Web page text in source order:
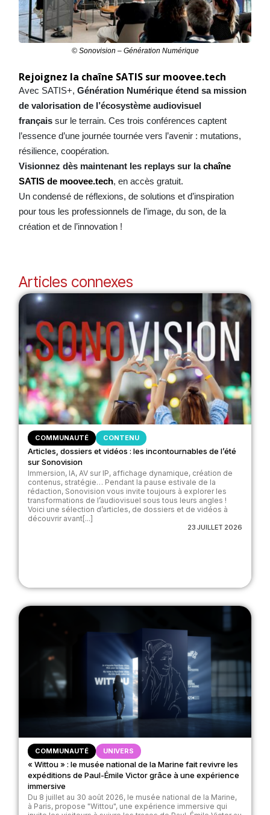
© Sonovision – Génération Numérique
Rejoignez la chaîne SATIS sur moovee.tech
Avec SATIS+, Génération Numérique étend sa mission
de valorisation de l’écosystème audiovisuel
françaissur le terrain. Ces trois conférences captent
l’essence d’une journée tournée vers l’avenir : mutations,
résilience, coopération.
Visionnez dès maintenant les replays sur lachaîne
SATIS de moovee.tech, en accès gratuit.
Un condensé de réflexions, de solutions et d’inspiration
pour tous les professionnels de l’image, du son, de la
création et de l’innovation !
Articles connexes
COMMUNAUTÉ CONTENU
Articles, dossiers et vidéos : les incontournables de l’été
sur Sonovision
Immersion, IA, AV sur IP, affichage dynamique, création de
contenus, stratégie… Pendant la pause estivale de la
rédaction, Sonovision vous invite toujours à explorer les
transformations de l’audiovisuel sous tous leurs angles !
Voici une sélection d’articles, de dossiers et de vidéos à
découvrir avant[...]
23 JUILLET 2026
COMMUNAUTÉ UNIVERS
« Wittou » : le musée national de la Marine fait revivre les
expéditions de Paul-Émile Victor grâce à une expérience
immersive
Du 8 juillet au 30 août 2026, le musée national de la Marine,
à Paris, propose "Wittou", une expérience immersive qui